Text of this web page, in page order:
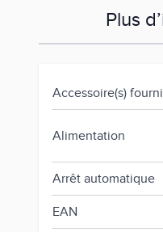
Plus
Accessoire(s)
Alimentation
Arrêt automatique
EAN